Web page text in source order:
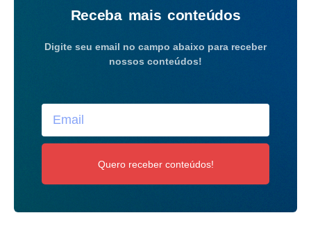
Receba mais conteúdos
Digite seu email no campo abaixo para receber
nossos conteúdos!
Quero receber conteúdos!